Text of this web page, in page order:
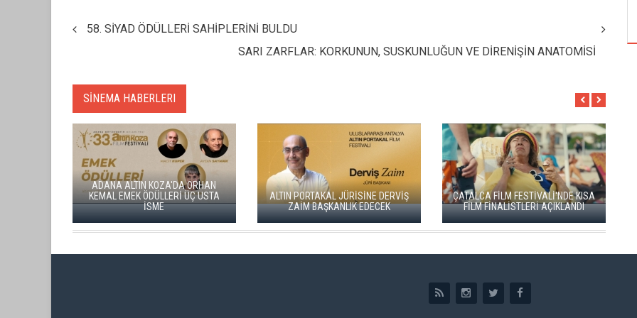
58. SİYAD ÖDÜLLERİ SAHİPLERİNİ BULDU
SARI ZARFLAR: KORKUNUN, SUSKUNLUĞUN VE DİRENİŞİN ANATOMİSİ
SİNEMA HABERLERI
ADANA ALTIN KOZA'DA ORHAN
KEMAL EMEK ÖDÜLLERİ ÜÇ USTA
İSME
ALTIN PORTAKAL JÜRİSİNE DERVİŞ
ZAİM BAŞKANLIK EDECEK
ÇATALCA FİLM FESTİVALİ'NDE KISA
FİLM FİNALİSTLERİ AÇIKLANDI